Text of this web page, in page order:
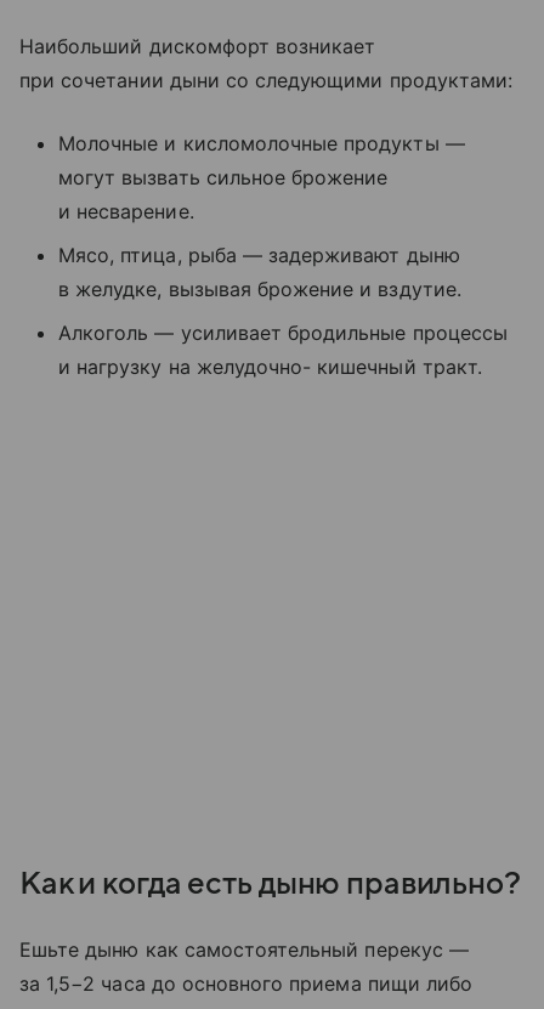
Наибольший дискомфорт возникает
при сочетании дыни со следующими продуктами:
Молочные и кисломолочные продукты —
могут вызвать сильное брожение
и несварение.
Мясо, птица, рыба — задерживают дыню
в желудке, вызывая брожение и вздутие.
Алкоголь — усиливает бродильные процессы
и нагрузку на желудочно- кишечный тракт.
Как и когда есть дыню правильно?
Ешьте дыню как самостоятельный перекус —
за 1,5−2 часа до основного приема пищи либо